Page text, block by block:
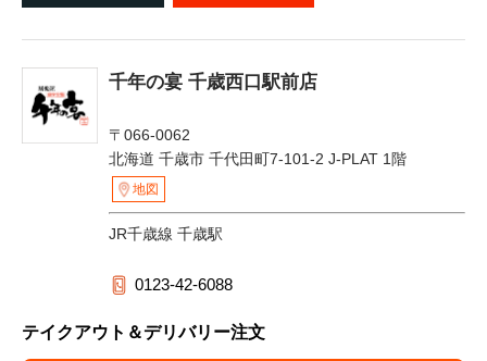
千年の宴 千歳西口駅前店
〒066-0062
北海道 千歳市 千代田町7-101-2 J-PLAT 1階
地図
JR千歳線 千歳駅
0123-42-6088
テイクアウト＆デリバリー注文